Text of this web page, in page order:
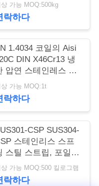
상 가능 MOQ:500kg
락하다
1.4034 코일의 Aisi
DIN X46Cr13 냉
압연 스테인레스 스
스트립
상 가능 MOQ:1t
락하다
CSP SUS304-
스테인리스 스프
스틸 스트립, 포일,
, 코일, 벨트
상 가능 MOQ:500 킬로그램
락하다